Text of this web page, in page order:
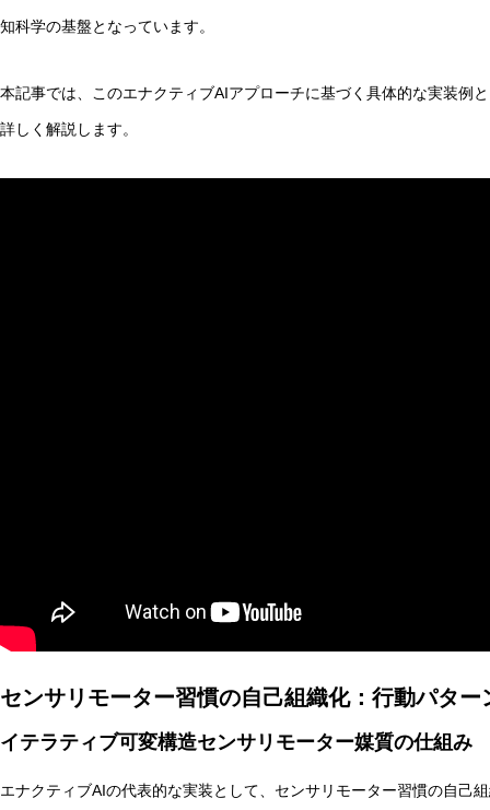
幻想メタ問題とは何か──「意識は幻想」という主張がな
AI研究
知科学の基盤となっています。
本記事では、このエナクティブAIアプローチに基づく具体的な実装例
詳しく解説します。
センサリモーター習慣の自己組織化：行動パター
イテラティブ可変構造センサリモーター媒質の仕組み
エナクティブAIの代表的な実装として、センサリモーター習慣の自己